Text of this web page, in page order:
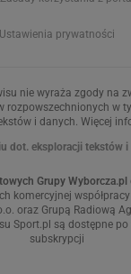
Ustawienia prywatności
nie wyraża zgody na
rozpowszechnionych w
i danych. Więcej
dot. eksploracji tekstów i
Grupy Wyborcza.pl
komercyjnej
oraz Grupą Radiową
Sport.pl są dostępne po
subskrypcji